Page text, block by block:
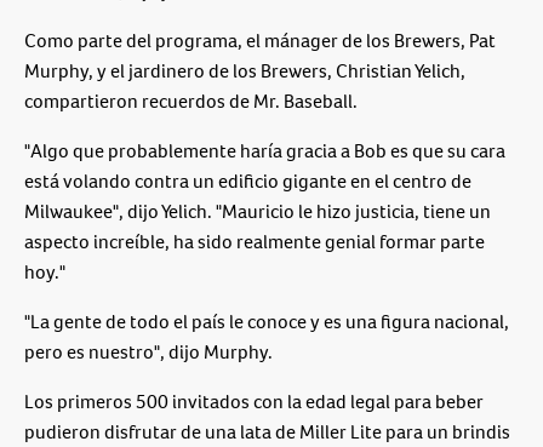
Como parte del programa, el mánager de los Brewers, Pat
Murphy, y el jardinero de los Brewers, Christian Yelich,
compartieron recuerdos de Mr. Baseball.
"Algo que probablemente haría gracia a Bob es que su cara
está volando contra un edificio gigante en el centro de
Milwaukee", dijo Yelich. "Mauricio le hizo justicia, tiene un
aspecto increíble, ha sido realmente genial formar parte
hoy."
"La gente de todo el país le conoce y es una figura nacional,
pero es nuestro", dijo Murphy.
Los primeros 500 invitados con la edad legal para beber
pudieron disfrutar de una lata de Miller Lite para un brindis